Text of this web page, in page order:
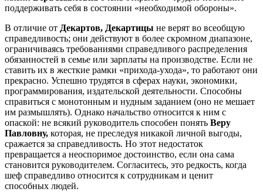
поддерживать себя в состоянии «необходимой обороны».
В отличие от Декартов, Декартицы не верят во всеобщую
справедливость; они действуют в более скромном диапазоне,
ограничиваясь требованиями справедливого распределения
обязанностей в семье или зарплаты на производстве. Если не
ставить их в жесткие рамки «прихода-ухода», то работают они
прекрасно. Успешно трудятся в сферах науки, экономики,
программирования, издательской деятельности. Способны
справиться с монотонным и нудным заданием (оно не мешает
им размышлять). Однако начальство относится к ним с
опаской: не всякий руководитель способен понять Веру
Павловну, которая, не преследуя никакой личной выгоды,
сражается за справедливость. Но этот недостаток
превращается а неоспоримое достоинство, если она сама
становится руководителем. Согласитесь, это редкость, когда
шеф справедливо относится к сотрудникам и ценит
способных людей.